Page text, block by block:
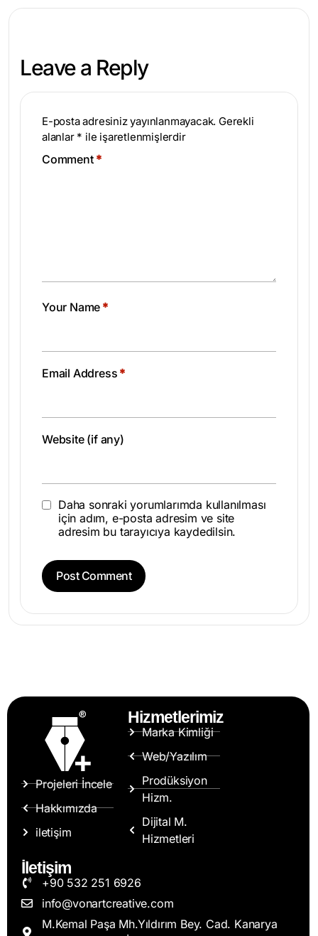
Leave a Reply
E-posta adresiniz yayınlanmayacak. Gerekli
alanlar * ile işaretlenmişlerdir
Comment *
Your Name *
Email Address *
Website (if any)
Daha sonraki yorumlarımda kullanılması
için adım, e-posta adresim ve site
adresim bu tarayıcıya kaydedilsin.
Projeleri İncele
Hakkımızda
iletişim
Hizmetlerimiz
Marka Kimliği
Web/Yazılım
Prodüksiyon
Hizm.
Dijital M.
Hizmetleri
İletişim
+90 532 251 6926
info@vonartcreative.com
M.Kemal Paşa Mh.Yıldırım Bey. Cad. Kanarya